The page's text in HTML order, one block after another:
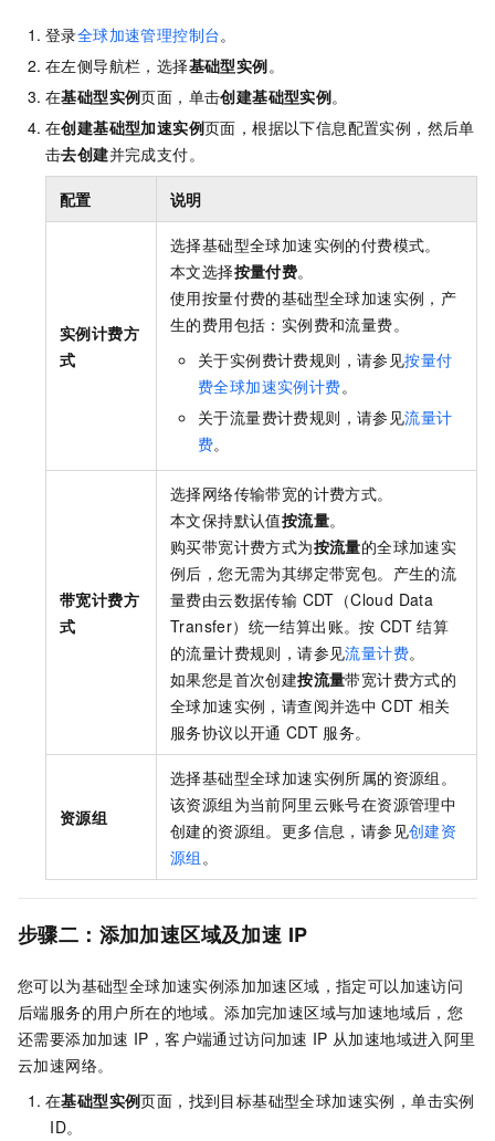
登录全球加速管理控制台。
在左侧导航栏，选择基础型实例。
在基础型实例页面，单击创建基础型实例。
在创建基础型加速实例页面，根据以下信息配置实例，然后单
击去创建并完成支付。
配置 说明
实例计费方
式
选择基础型全球加速实例的付费模式。
本文选择按量付费。
使用按量付费的基础型全球加速实例，产
生的费用包括：实例费和流量费。
关于实例费计费规则，请参见按量付
费全球加速实例计费。
关于流量费计费规则，请参见流量计
费。
带宽计费方
式
选择网络传输带宽的计费方式。
本文保持默认值按流量。
购买带宽计费方式为按流量的全球加速实
例后，您无需为其绑定带宽包。产生的流
量费由云数据传输 CDT（Cloud Data
Transfer） 统一结算出账。按 CDT 结算
的流量计费规则，请参见流量计费。
如果您是首次创建按流量带宽计费方式的
全球加速实例，请查阅并选中 CDT 相关
服务协议以开通 CDT 服务。
资源组
选择基础型全球加速实例所属的资源组。
该资源组为当前阿里云账号在资源管理中
创建的资源组。更多信息，请参见创建资
源组 。
步骤二：添加加速区域及加速 IP
您可以为基础型全球加速实例添加加速区域，指定可以加速访问
后端服务的用户所在的地域。添加完加速区域与加速地域后，您
还需要添加加速 IP，客户端通过访问加速 IP 从加速地域进入阿里
云加速网络。
在基础型实例页面，找到目标基础型全球加速实例，单击实例
ID。